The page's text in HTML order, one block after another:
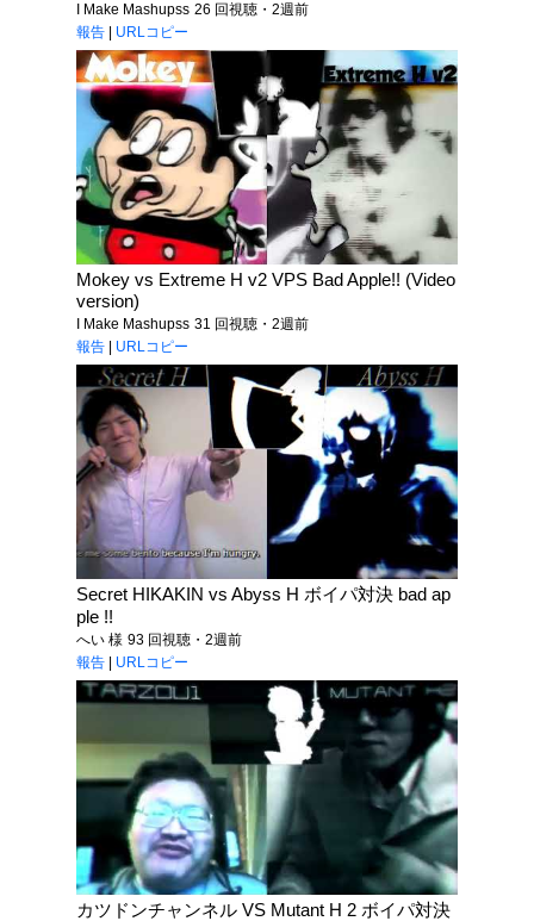
I Make Mashupss 26 回視聴・2週前
報告
URLコピー
Mokey vs Extreme H v2 VPS Bad Apple!! (Video
version)
I Make Mashupss 31 回視聴・2週前
報告
URLコピー
Secret HIKAKIN vs Abyss H ボイパ対決 bad ap
ple !!
へい 様 93 回視聴・2週前
報告
URLコピー
カツドンチャンネル VS Mutant H 2 ボイパ対決